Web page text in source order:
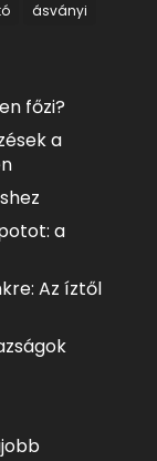
ásványi
főzi?
a
a
Az íztől